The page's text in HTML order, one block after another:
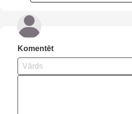
Komentēt